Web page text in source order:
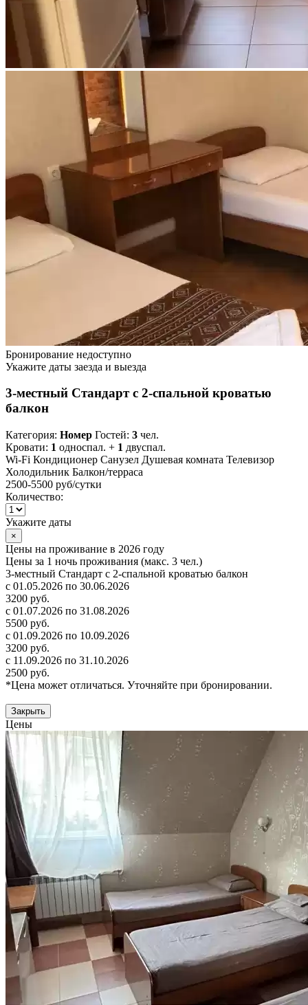
Бронирование недоступно
Укажите даты заезда и выезда
3-местный Стандарт с 2-спальной кроватью
балкон
Категория: Номер Гостей: 3 чел.
Кровати: 1 односпал. + 1 двуспал.
Wi-Fi Кондиционер Санузел Душевая комната Телевизор
Холодильник Балкон/терраса
2500-5500 руб/сутки
Количество:
Укажите даты
×
Цены на проживание в 2026 году
Цены за 1 ночь проживания (макс. 3 чел.)
3-местный Стандарт с 2-спальной кроватью балкон
с 01.05.2026 по 30.06.2026
3200 руб.
с 01.07.2026 по 31.08.2026
5500 руб.
с 01.09.2026 по 10.09.2026
3200 руб.
с 11.09.2026 по 31.10.2026
2500 руб.
*Цена может отличаться. Уточняйте при бронировании.
Закрыть
Цены